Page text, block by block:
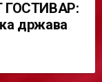
ГОСТИВАР:
држава